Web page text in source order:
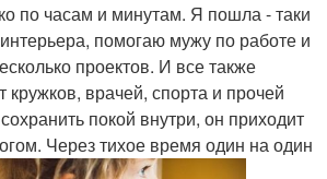
по часам и минутам. Я пошла - таки
помогаю мужу по работе и
проектов. И все также
кружков, врачей, спорта и прочей
покой внутри, он приходит
Через тихое время один на один